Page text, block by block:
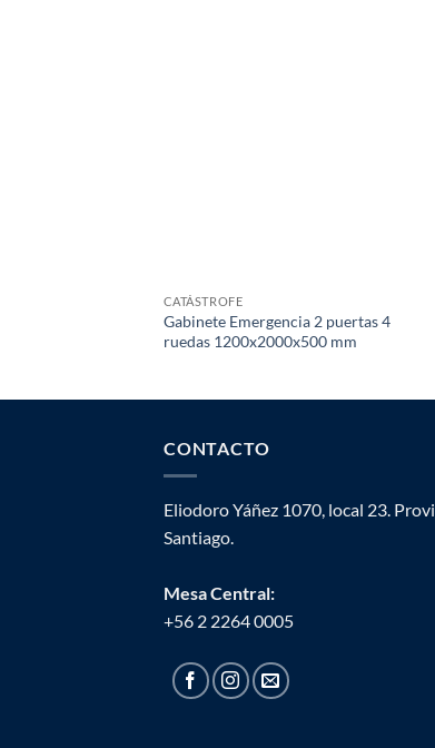
CATÁSTROFE
Gabinete Emergencia 2 puertas 4
ruedas 1200x2000x500 mm
CONTACTO
Eliodoro Yáñez 1070, local 23.
Santiago.
Mesa Central:
+56 2 2264 0005